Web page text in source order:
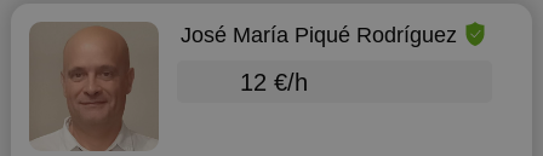
José María Piqué Rodríguez
12 €/h